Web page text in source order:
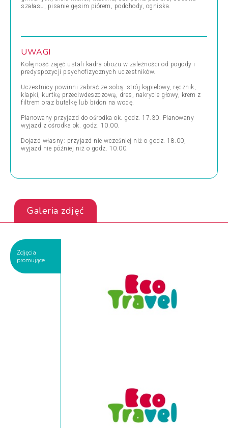
szałasu, pisanie gęsim piórem, podchody, ogniska.
UWAGI
Kolejność zajęć ustali kadra obozu w zależności od pogody i
predyspozycji psychofizycznych uczestników.
Uczestnicy powinni zabrać ze sobą: strój kąpielowy, ręcznik,
klapki, kurtkę przeciwdeszczową, dres, nakrycie głowy, krem z
filtrem oraz butelkę lub bidon na wodę.
Planowany przyjazd do ośrodka ok. godz. 17.30. Planowany
wyjazd z ośrodka ok. godz. 10.00.
Dojazd własny: przyjazd nie wcześniej niż o godz. 18.00,
wyjazd nie później niż o godz. 10.00.
Galeria zdjęć
Zdjęcia
promujące